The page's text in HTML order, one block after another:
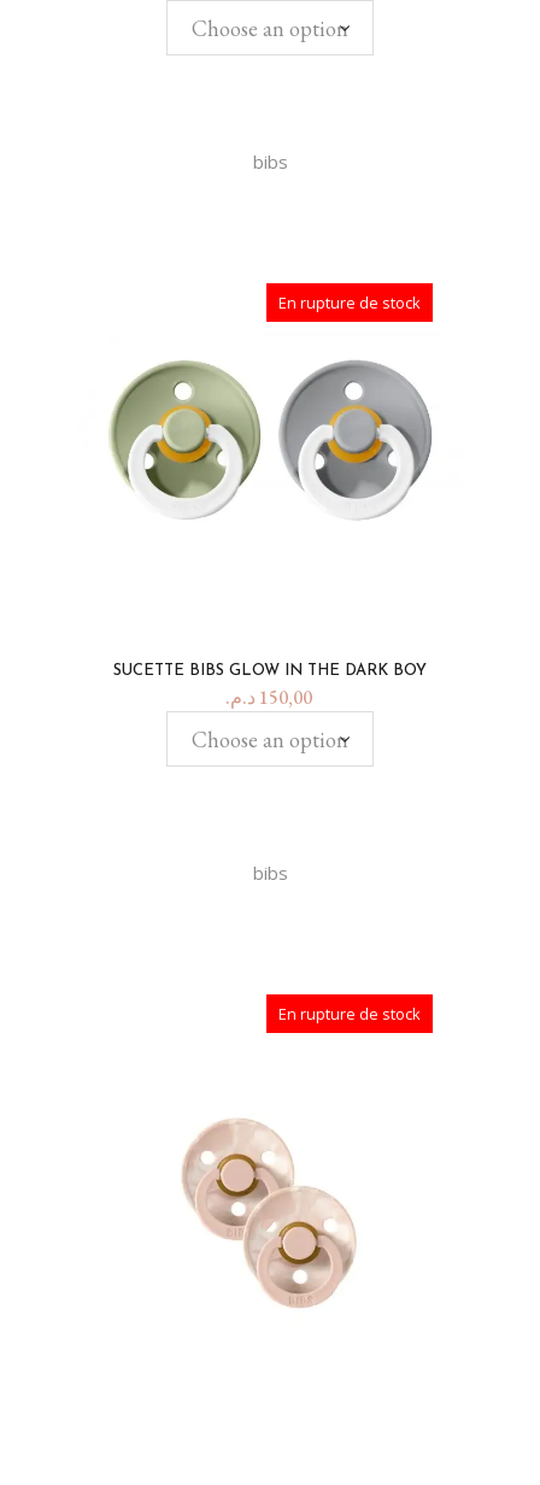
Choose an option
bibs
En rupture de stock
SUCETTE BIBS GLOW IN THE DARK BOY
150,00 د.م.
Choose an option
bibs
En rupture de stock